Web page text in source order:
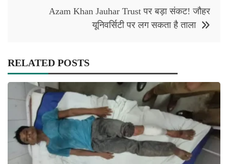
Azam Khan Jauhar Trust पर बड़ा संकट! जौहर
यूनिवर्सिटी पर लग सकता है ताला
RELATED POSTS